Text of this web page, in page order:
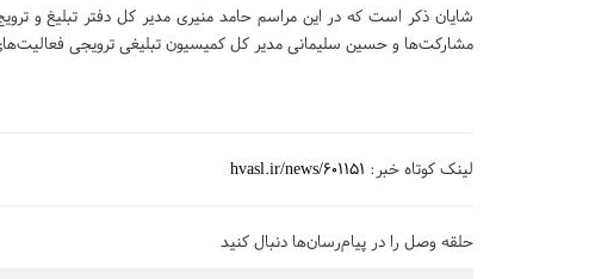
شایان ذکر است که در این مراسم حامد منیری مدیر کل دفتر تبلیغ و
مشارکت‌ها و حسین سلیمانی مدیر کل کمیسیون تبلیغی ترویجی
لینک کوتاه خبر: hvasl.ir/news/601151
حلقه وصل را در پیام‌رسان‌ها دنبال کنید